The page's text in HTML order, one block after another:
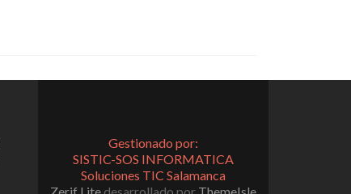
Gestionado por:
SISTIC-SOS INFORMATICA
Soluciones TIC Salamanca